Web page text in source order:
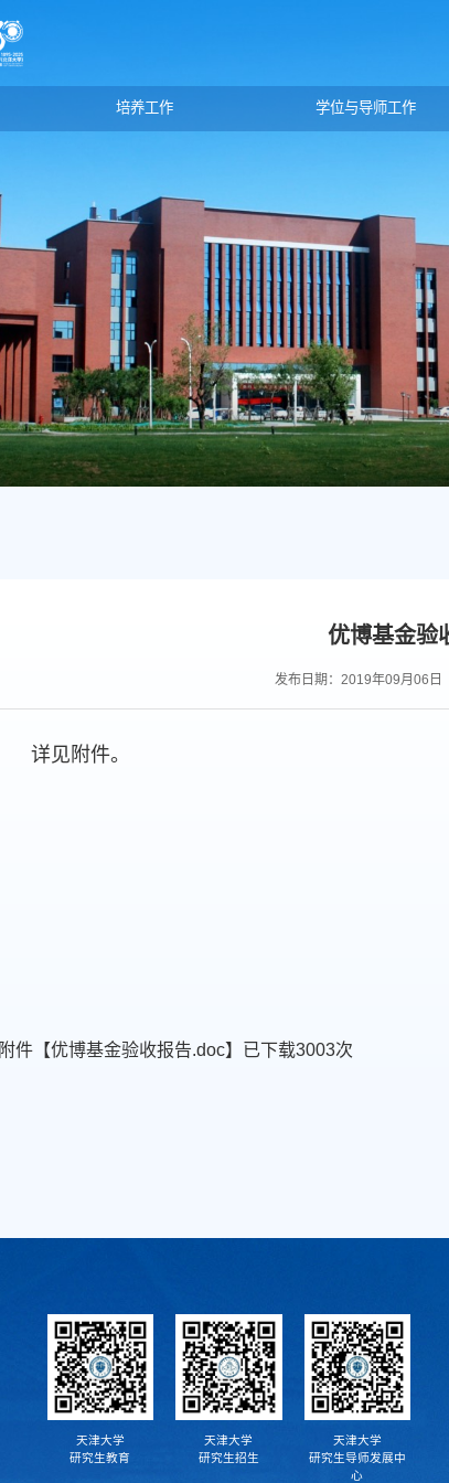
培养工作 学位与导师工作
优博基金验
发布日期：2019年09月06日
详见附件。
附件【优博基金验收报告.doc】已下载3003次
天津大学
研究生教育
天津大学
研究生招生
天津大学
研究生导师发展中
心